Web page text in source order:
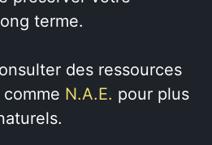
terme.
des ressources
N.A.E. pour plus